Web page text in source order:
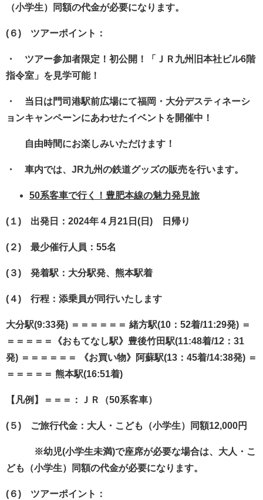
（小学生）同額の代金が必要になります。
(６) ツアーポイント：
・ ツアー参加者限定！初公開！「ＪＲ九州旧本社ビル6階
指令室」を見学可能！
・ 当日は門司港駅前広場にて福岡・大分デスティネーシ
ョンキャンペーンにあわせたイベントを開催中！
自由時間にお楽しみいただけます！
・ 車内では、JR九州の鉄道グッズの販売を行います。
50系客車で行く！豊肥本線の魅力発見旅
(１) 出発日：2024年４月21日(日) 日帰り
(２) 最少催行人員：55名
(３) 発着駅：大分駅発、熊本駅着
(４) 行程：添乗員が同行いたします
大分駅(9:33発) ＝＝＝＝＝＝ 緒方駅(10：52着/11:29発) ＝
＝＝＝＝＝《おもてなし駅》豊後竹田駅(11:48着/12：31
発) ＝＝＝＝＝＝ 《お買い物》阿蘇駅(13：45着/14:38発) ＝
＝＝＝＝＝ 熊本駅(16:51着)
【凡例】＝＝＝：ＪＲ（50系客車）
(５) ご旅行代金：大人・こども（小学生）同額12,000円
※幼児(小学生未満)で座席が必要な場合は、大人・こ
ども（小学生）同額の代金が必要になります。
(６) ツアーポイント：